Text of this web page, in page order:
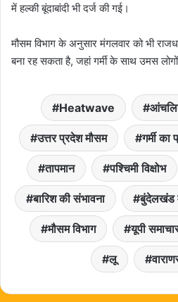
में हल्की बूंदाबांदी भी दर्ज की गई।
मौसम विभाग के अनुसार मंगलवार को भी
बना रह सकता है, जहां गर्मी के साथ उमस
Heatwave
उत्तर प्रदेश मौसम गर्मी का
तापमान पश्चिमी विक्षोभ
बारिश की संभावना बुंदेलखंड
मौसम विभाग यूपी
लू